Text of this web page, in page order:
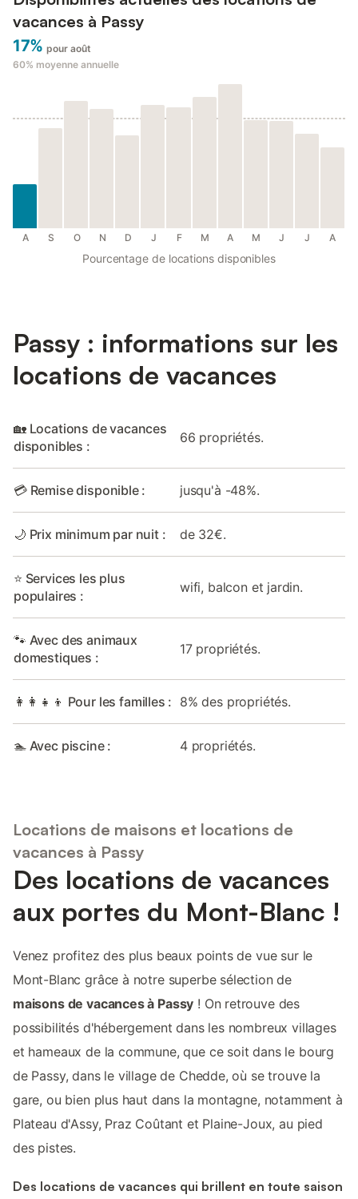
vacances à Passy
17% pour août
60% moyenne annuelle
A S O N D J F M A M J J A
Pourcentage de locations disponibles
Passy : informations sur les
locations de vacances
🏡 Locations de vacances
disponibles :
66 propriétés.
💳 Remise disponible : jusqu'à -48%.
🌙 Prix minimum par nuit : de 32€.
⭐ Services les plus
populaires :
wifi, balcon et jardin.
🐾 Avec des animaux
domestiques :
17 propriétés.
👩‍👩‍👧‍👦 Pour les familles : 8% des propriétés.
🏊 Avec piscine : 4 propriétés.
Locations de maisons et locations de
vacances à Passy
Des locations de vacances
aux portes du Mont-Blanc !
Venez profitez des plus beaux points de vue sur le
Mont-Blanc grâce à notre superbe sélection de
maisons de vacances à Passy ! On retrouve des
possibilités d'hébergement dans les nombreux villages
et hameaux de la commune, que ce soit dans le bourg
de Passy, dans le village de Chedde, où se trouve la
gare, ou bien plus haut dans la montagne, notamment à
Plateau d'Assy, Praz Coûtant et Plaine-Joux, au pied
des pistes.
Des locations de vacances qui brillent en toute saison